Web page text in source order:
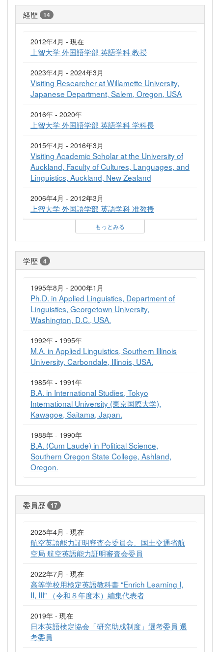
経歴 14
2012年4月 - 現在
上智大学 外国語学部 英語学科 教授
2023年4月 - 2024年3月
Visiting Researcher at Willamette University,
Japanese Department, Salem, Oregon, USA
2016年 - 2020年
上智大学 外国語学部 英語学科 学科長
2015年4月 - 2016年3月
Visiting Academic Scholar at the University of
Auckland, Faculty of Cultures, Languages, and
Linguistics, Auckland, New Zealand
2006年4月 - 2012年3月
上智大学 外国語学部 英語学科 准教授
もっとみる
学歴 4
1995年8月 - 2000年1月
Ph.D. in Applied Linguistics, Department of
Linguistics, Georgetown University,
Washington, D.C., USA.
1992年 - 1995年
M.A. in Applied Linguistics, Southern Illinois
University, Carbondale, Illinois, USA.
1985年 - 1991年
B.A. in International Studies, Tokyo
International University (東京国際大学),
Kawagoe, Saitama, Japan.
1988年 - 1990年
B.A. (Cum Laude) in Political Science,
Southern Oregon State College, Ashland,
Oregon.
委員歴 17
2025年4月 - 現在
航空英語能力証明審査会委員会、国土交通省航
空局 航空英語能力証明審査会委員
2022年7月 - 現在
高等学校用検定英語教科書 “Enrich Learning I,
II, III” （令和８年度本）編集代表者
2019年 - 現在
日本英語検定協会「研究助成制度」選考委員 選
考委員